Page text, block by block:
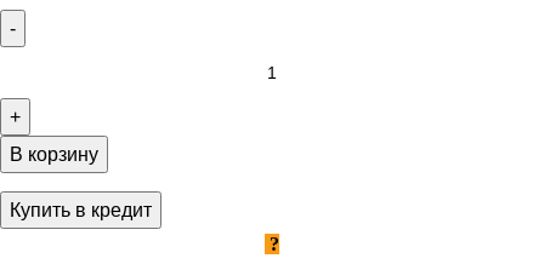
В корзину
Купить в кредит